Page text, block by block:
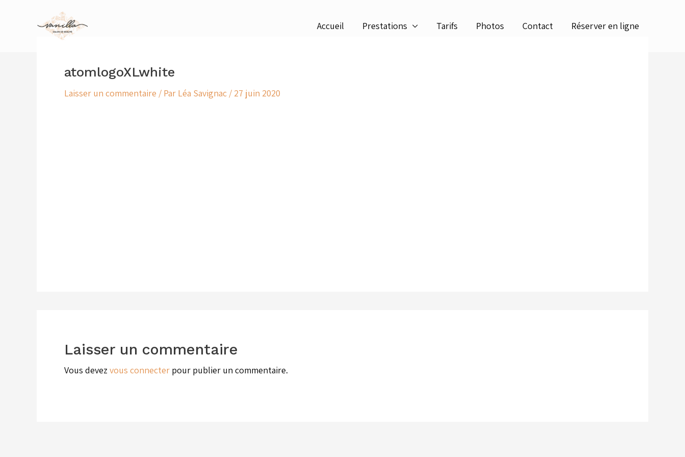
Accueil Prestations Tarifs Photos Contact Réserver en ligne
atomlogoXLwhite
Laisser un commentaire / Par Léa Savignac / 27 juin 2020
Laisser un commentaire
Vous devez vous connecter pour publier un commentaire.